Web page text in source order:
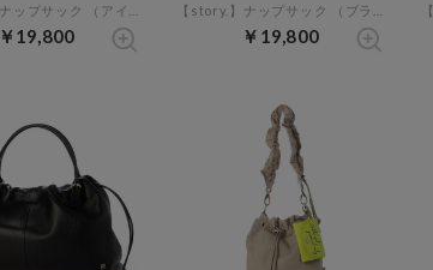
19,800 ￥19,800